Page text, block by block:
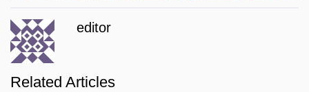
editor
Related Articles